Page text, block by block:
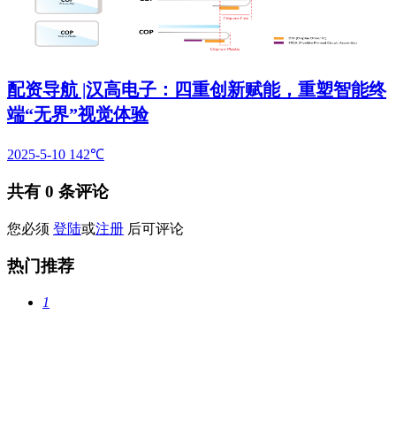
配资导航 |汉高电子：四重创新赋能，重塑智能终
端“无界”视觉体验
2025-5-10 142℃
共有 0 条评论
您必须 登陆或注册 后可评论
热门推荐
1